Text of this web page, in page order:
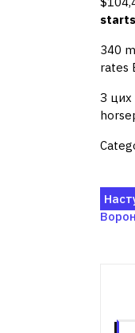
340
rates
З цих